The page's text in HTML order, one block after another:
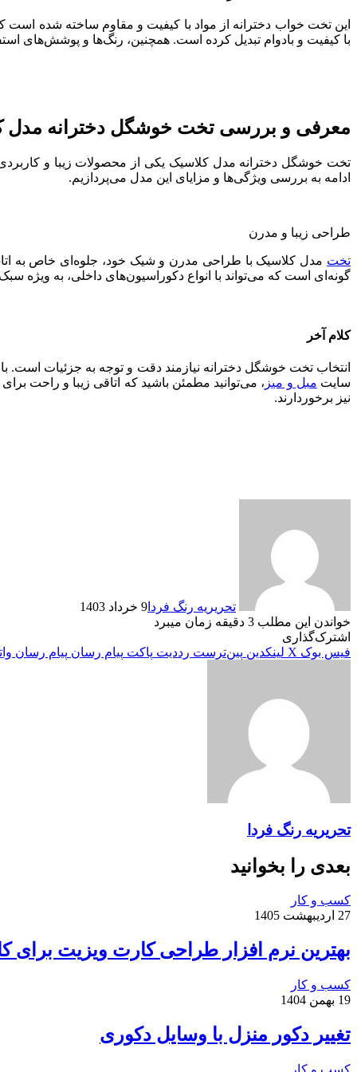
این تخت خواب دخترانه از مواد با کیفیت و مقاوم ساخته شده است
با کیفیت و بادوام تبدیل کرده است. همچنین، رنگ‌ها و پوشش‌های
معرفی و بررسی تخت خوشگل دخترانه مدل
تخت خوشگل دخترانه مدل کلاسیک یکی از محصولات زیبا و
ادامه به بررسی ویژگی‌ها و مزایای این مدل می‌پردازیم.
طراحی زیبا و مدرن
تخت مدل کلاسیک با طراحی مدرن و شیک خود، جلوه‌ای خاص به
گونه‌ای است که می‌تواند با انواع دکوراسیون‌های داخلی، به ویژه
کلام آخر
انتخاب تخت خوشگل دخترانه نیازمند دقت و توجه به جزئیات است.
سایت مبل و میز ، می‌توانید مطمئن باشید که اتاقی زیبا و راحت
نیز برخوردارند.
تحریریه رنگ فردا 9 خرداد 1403
خواندن این مطلب 3 دقیقه زمان میبرد
اشترک‌گذاری
فیس بوک X لینکدین ‫پین‌ترست ‫رددیت پاکت پیام رسان پیام رسان
تحریریه رنگ فردا
بعدی را بخوانید
کسب و کار
27 اردیبهشت 1405
بهترین نرم افزار طراحی کارت ویزیت برای
کسب و کار
19 بهمن 1404
تغییر دکور منزل با وسایل دکوری
کسب و کار